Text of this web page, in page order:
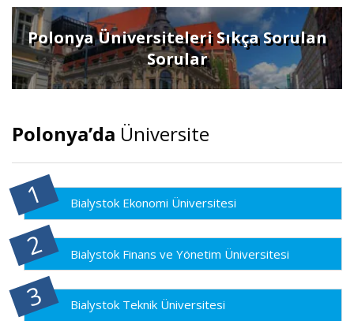
Polonya Üniversiteleri Sıkça Sorulan
Sorular
Polonya’da Üniversite
Bialystok Ekonomi Üniversitesi
Bialystok Finans ve Yönetim Üniversitesi
Bialystok Teknik Üniversitesi